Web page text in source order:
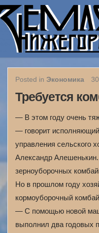
Posted in Экономика
Требуется
— В этом году очень
— говорит
управления сельского
Александр
зерноуборочных
Но в прошлом году
кормоуборочный
— С помощью новой
выполнил два годовых